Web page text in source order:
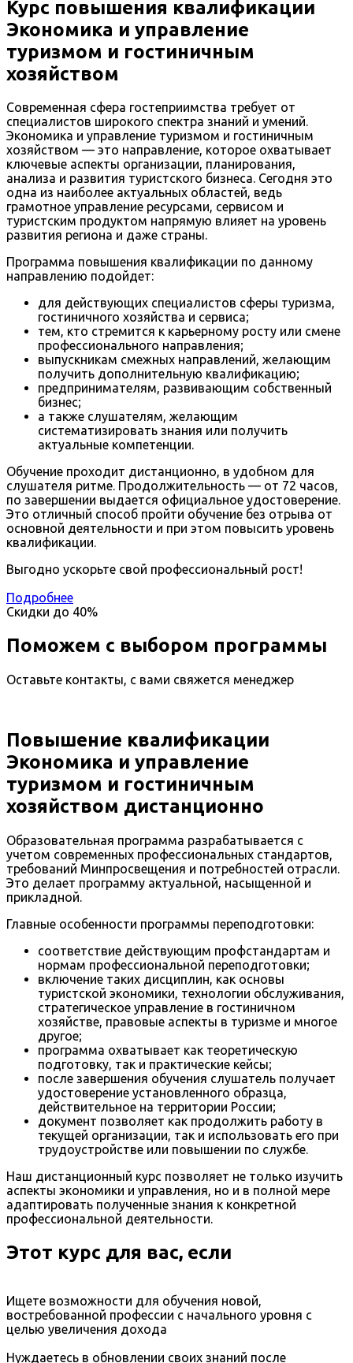
Курс повышения квалификации
Экономика и управление
туризмом и гостиничным
хозяйством
Современная сфера гостеприимства требует от
специалистов широкого спектра знаний и умений.
Экономика и управление туризмом и гостиничным
хозяйством — это направление, которое охватывает
ключевые аспекты организации, планирования,
анализа и развития туристского бизнеса. Сегодня это
одна из наиболее актуальных областей, ведь
грамотное управление ресурсами, сервисом и
туристским продуктом напрямую влияет на уровень
развития региона и даже страны.
Программа повышения квалификации по данному
направлению подойдет:
для действующих специалистов сферы туризма,
гостиничного хозяйства и сервиса;
тем, кто стремится к карьерному росту или смене
профессионального направления;
выпускникам смежных направлений, желающим
получить дополнительную квалификацию;
предпринимателям, развивающим собственный
бизнес;
а также слушателям, желающим
систематизировать знания или получить
актуальные компетенции.
Обучение проходит дистанционно, в удобном для
слушателя ритме. Продолжительность — от 72 часов,
по завершении выдается официальное удостоверение.
Это отличный способ пройти обучение без отрыва от
основной деятельности и при этом повысить уровень
квалификации.
Выгодно ускорьте свой профессиональный рост!
Подробнее
Скидки до 40%
Поможем с выбором программы
Оставьте контакты, с вами свяжется менеджер
Повышение квалификации
Экономика и управление
туризмом и гостиничным
хозяйством дистанционно
Образовательная программа разрабатывается с
учетом современных профессиональных стандартов,
требований Минпросвещения и потребностей отрасли.
Это делает программу актуальной, насыщенной и
прикладной.
Главные особенности программы переподготовки:
соответствие действующим профстандартам и
нормам профессиональной переподготовки;
включение таких дисциплин, как основы
туристской экономики, технологии обслуживания,
стратегическое управление в гостиничном
хозяйстве, правовые аспекты в туризме и многое
другое;
программа охватывает как теоретическую
подготовку, так и практические кейсы;
после завершения обучения слушатель получает
удостоверение установленного образца,
действительное на территории России;
документ позволяет как продолжить работу в
текущей организации, так и использовать его при
трудоустройстве или повышении по службе.
Наш дистанционный курс позволяет не только изучить
аспекты экономики и управления, но и в полной мере
адаптировать полученные знания к конкретной
профессиональной деятельности.
Этот курс для вас, если
Ищете возможности для обучения новой,
востребованной профессии с начального уровня с
целью увеличения дохода
Нуждаетесь в обновлении своих знаний после